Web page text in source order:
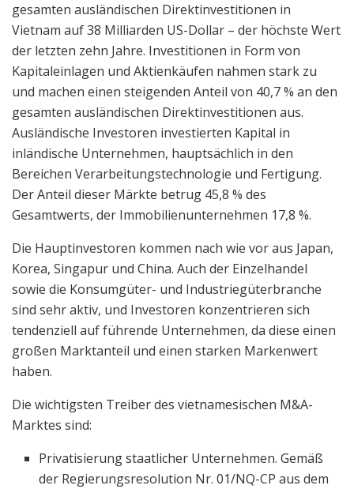
gesamten ausländischen Direktinvestitionen in
Vietnam auf 38 Milliarden US-Dollar – der höchste Wert
der letzten zehn Jahre. Investitionen in Form von
Kapitaleinlagen und Aktienkäufen nahmen stark zu
und machen einen steigenden Anteil von 40,7 % an den
gesamten ausländischen Direktinvestitionen aus.
Ausländische Investoren investierten Kapital in
inländische Unternehmen, hauptsächlich in den
Bereichen Verarbeitungstechnologie und Fertigung.
Der Anteil dieser Märkte betrug 45,8 % des
Gesamtwerts, der Immobilienunternehmen 17,8 %.
Die Hauptinvestoren kommen nach wie vor aus Japan,
Korea, Singapur und China. Auch der Einzelhandel
sowie die Konsumgüter- und Industriegüterbranche
sind sehr aktiv, und Investoren konzentrieren sich
tendenziell auf führende Unternehmen, da diese einen
großen Marktanteil und einen starken Markenwert
haben.
Die wichtigsten Treiber des vietnamesischen M&A-
Marktes sind:
Privatisierung staatlicher Unternehmen. Gemäß
der Regierungsresolution Nr. 01/NQ-CP aus dem